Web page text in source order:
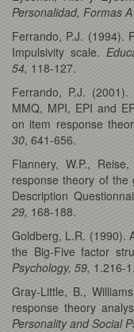
Personalidad, Formas
Ferrando, P.J. (1994).
Impulsivity scale.
54, 118-127.
Ferrando, P.J.
MMQ, MPI, EPI and
on item response
30, 641-656.
Flannery, W.P.,
response theory of the
Description
29, 168-188.
Goldberg, L.R. (1990).
the Big-Five factor
Psychology, 59, 1.216-
Gray-Little, B.,
response theory
Personality and Social